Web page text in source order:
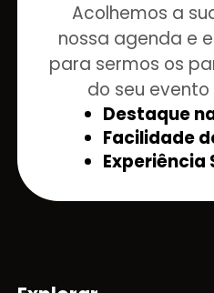
Acolhemos a
nossa agenda e
para sermos os
do seu
Destaque
Facilidade
Experiência